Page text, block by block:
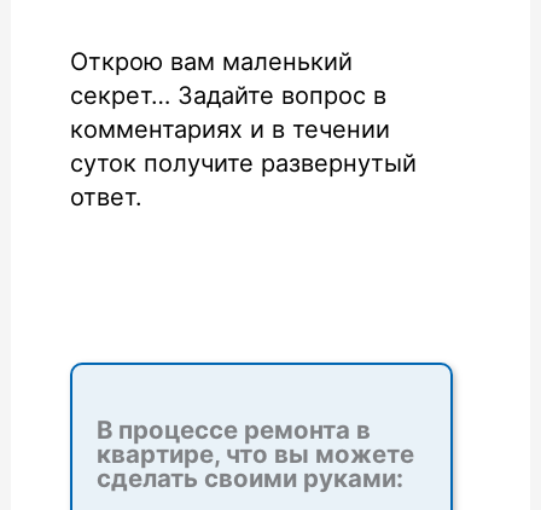
Открою вам маленький
секрет… Задайте вопрос в
комментариях и в течении
суток получите развернутый
ответ.
В процессе ремонта в
квартире, что вы можете
сделать своими руками: